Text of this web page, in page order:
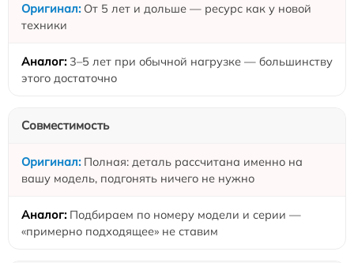
От 5 лет и дольше — ресурс как у новой
техники
3–5 лет при обычной нагрузке — большинству
этого достаточно
Совместимость
Полная: деталь рассчитана именно на
вашу модель, подгонять ничего не нужно
Подбираем по номеру модели и серии —
«примерно подходящее» не ставим